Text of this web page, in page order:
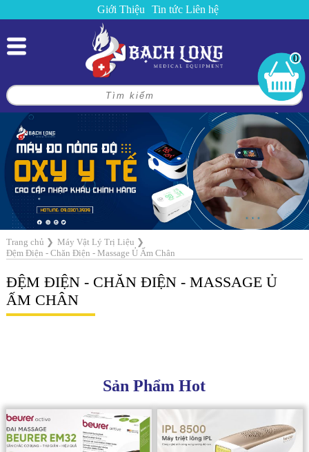
Giới Thiệu Tin tức Liên hệ
0
Trang chủ ❯ Máy Vật Lý Trị Liệu ❯
Đệm Điện - Chăn Điện - Massage Ủ Ấm Chân
ĐỆM ĐIỆN - CHĂN ĐIỆN - MASSAGE Ủ
ẤM CHÂN
Sản Phẩm Hot